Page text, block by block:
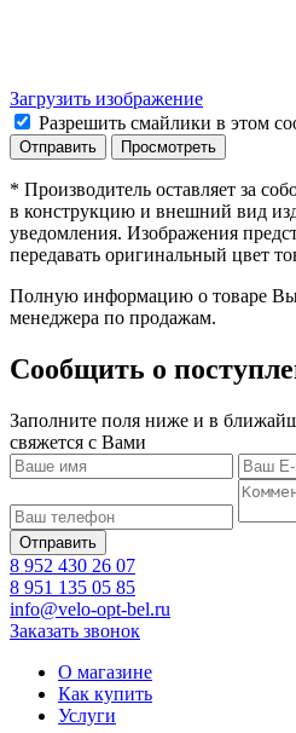
Загрузить изображение
Разрешить смайлики в этом
* Производитель оставляет за
в конструкцию и внешний вид
уведомления. Изображения
передавать оригинальный цвет
Полную информацию о товаре Вы
менеджера по продажам.
Сообщить о
Заполните поля ниже и в
свяжется с Вами
8 952 430 26 07
8 951 135 05 85
info@velo-opt-bel.ru
Заказать звонок
О магазине
Как купить
Услуги